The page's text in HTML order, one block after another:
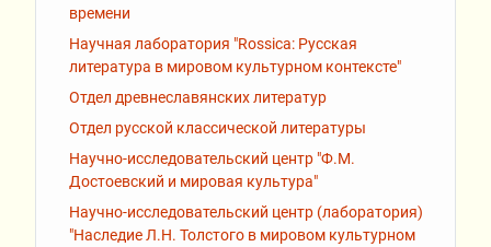
времени
Научная лаборатория "Rossiсa: Русская
литература в мировом культурном контексте"
Отдел древнеславянских литератур
Отдел русской классической литературы
Научно-исследовательский центр "Ф.М.
Достоевский и мировая культура"
Научно-исследовательский центр (лаборатория)
"Наследие Л.Н. Толстого в мировом культурном